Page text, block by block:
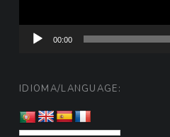
00:00
IDIOMA/LANGUAGE: